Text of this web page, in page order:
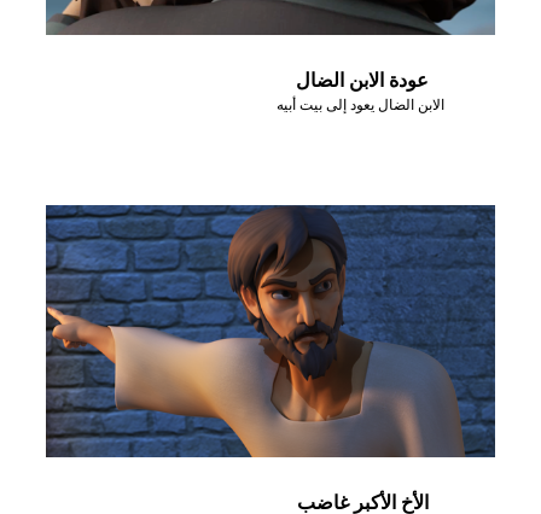
عودة الابن الضال
الابن الضال يعود إلى بيت أبيه
الأخ الأكبر غاضب